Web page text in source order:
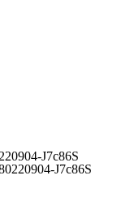
J7c86S